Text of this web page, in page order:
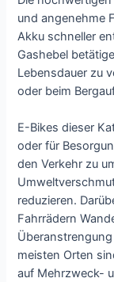
und angenehme
Akku schneller
Gashebel
Lebensdauer zu
oder beim
E-Bikes dieser
oder für
den Verkehr zu
reduzieren.
Fahrrädern
meisten Orten
auf Mehrzweck-